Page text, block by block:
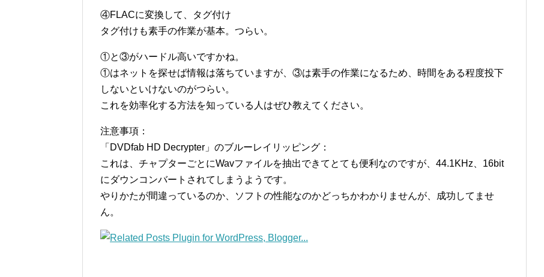
④FLACに変換して、タグ付け
タグ付けも素手の作業が基本。つらい。
①と③がハードル高いですかね。
①はネットを探せば情報は落ちていますが、③は素手の作業になるため、時間をある程度投下
しないといけないのがつらい。
これを効率化する方法を知っている人はぜひ教えてください。
注意事項：
「DVDfab HD Decrypter」のブルーレイリッピング：
これは、チャプターごとにWavファイルを抽出できてとても便利なのですが、44.1KHz、16bit
にダウンコンバートされてしまうようです。
やりかたが間違っているのか、ソフトの性能なのかどっちかわかりませんが、成功してませ
ん。